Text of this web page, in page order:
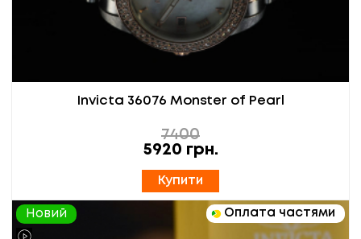
Invicta 36076 Monster of Pearl
7400
5920 грн.
Купити
Новий Оплата частями